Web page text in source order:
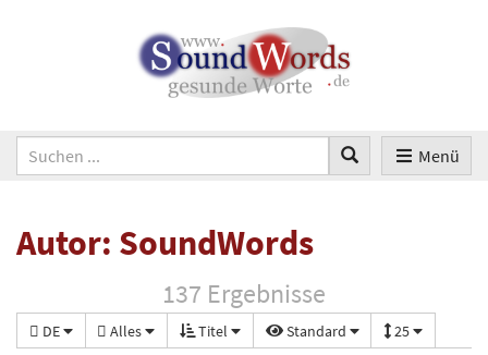
Menü
Autor: SoundWords
137 Ergebnisse
DE Alles Titel Standard 25